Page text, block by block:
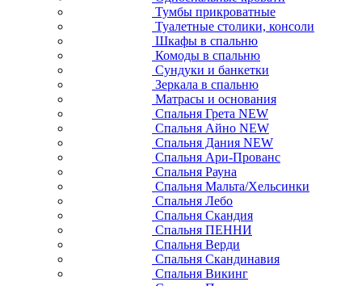
Тумбы прикроватные
Туалетные столики, консоли
Шкафы в спальню
Комоды в спальню
Сундуки и банкетки
Зеркала в спальню
Матрасы и основания
Спальня Грета NEW
Спальня Айно NEW
Спальня Дания NEW
Спальня Ари-Прованс
Спальня Рауна
Спальня Мальта/Хельсинки
Спальня Лебо
Спальня Скандия
Спальня ПЕННИ
Спальня Верди
Спальня Скандинавия
Спальня Викинг